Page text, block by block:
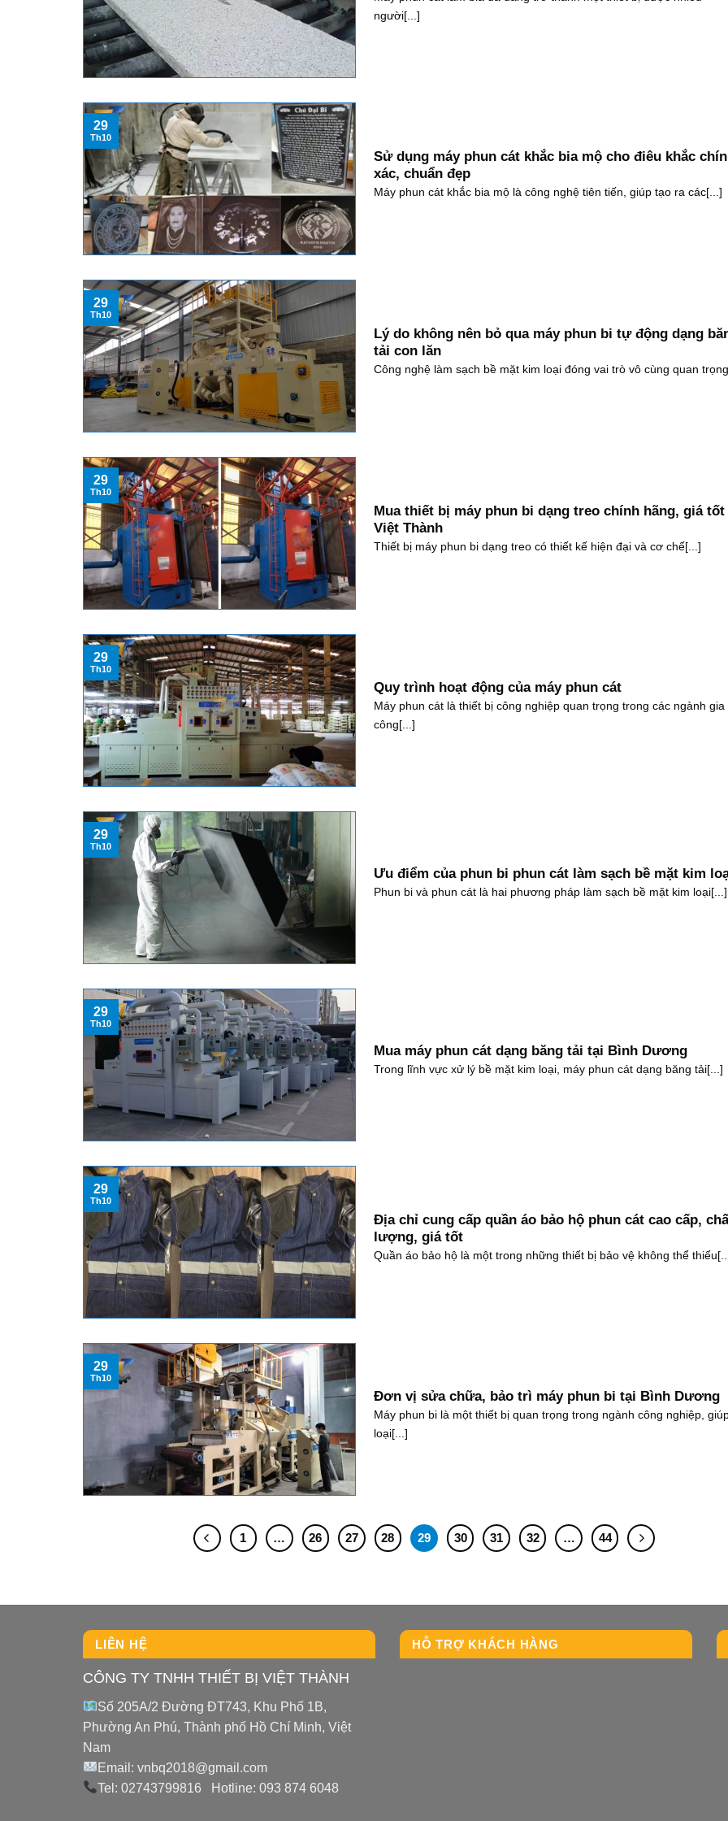
người[...]
Sử dụng máy phun cát khắc bia mộ cho điêu khắc
xác, chuẩn đẹp
Máy phun cát khắc bia mộ là công nghệ tiên tiến, giúp tạo ra các[...]
29
Th10
Lý do không nên bỏ qua máy phun bi tự động dạng
tải con lăn
Công nghệ làm sạch bề mặt kim loại đóng vai trò vô cùng quan
29
Th10
Mua thiết bị máy phun bi dạng treo chính hãng, giá tốt
Việt Thành
Thiết bị máy phun bi dạng treo có thiết kế hiện đại và cơ chế[...]
29
Th10
Quy trình hoạt động của máy phun cát
Máy phun cát là thiết bị công nghiệp quan trọng trong các ngành gia
công[...]
29
Th10
Ưu điểm của phun bi phun cát làm sạch bề mặt kim
Phun bi và phun cát là hai phương pháp làm sạch bề mặt kim loại[...]
29
Th10
Mua máy phun cát dạng băng tải tại Bình Dương
Trong lĩnh vực xử lý bề mặt kim loại, máy phun cát dạng băng tải[...]
29
Th10
Địa chỉ cung cấp quần áo bảo hộ phun cát cao cấp,
lượng, giá tốt
Quần áo bảo hộ là một trong những thiết bị bảo vệ không thể
29
Th10
Đơn vị sửa chữa, bảo trì máy phun bi tại Bình Dương
Máy phun bi là một thiết bị quan trọng trong ngành công nghiệp,
loại[...]
29
Th10
1 … 26 27 28 29 30 31 32 … 44
LIÊN HỆ
CÔNG TY TNHH THIẾT BỊ VIỆT THÀNH
Số 205A/2 Đường ĐT743, Khu Phố 1B,
Phường An Phú, Thành phố Hồ Chí Minh, Việt
Nam
Email: vnbq2018@gmail.com
Tel: 02743799816 Hotline: 093 874 6048
HỖ TRỢ KHÁCH HÀNG